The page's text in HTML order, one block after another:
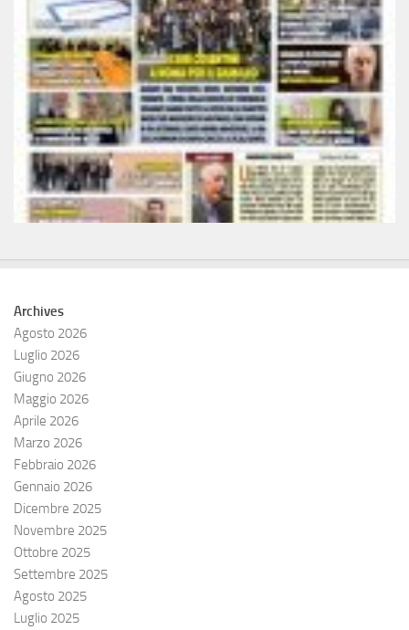
Archives
Agosto 2026
Luglio 2026
Giugno 2026
Maggio 2026
Aprile 2026
Marzo 2026
Febbraio 2026
Gennaio 2026
Dicembre 2025
Novembre 2025
Ottobre 2025
Settembre 2025
Agosto 2025
Luglio 2025